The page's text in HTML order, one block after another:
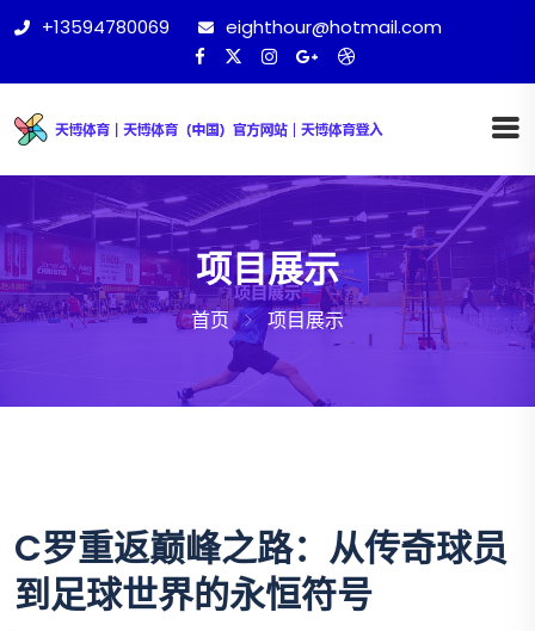
+13594780069 eighthour@hotmail.com
项目展示
首页 项目展示
C罗重返巅峰之路：从传奇球员
到足球世界的永恒符号